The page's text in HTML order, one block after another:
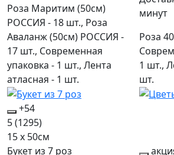
Роза Маритим (50см)
РОССИЯ - 18 шт., Роза
Аваланж (50см) РОССИЯ -
17 шт., Современная
упаковка - 1 шт., Лента
атласная - 1 шт.
минут
Роза
1 шт.,
шт.
+54
5(1295)
15 x 50см
Букет из 7 роз